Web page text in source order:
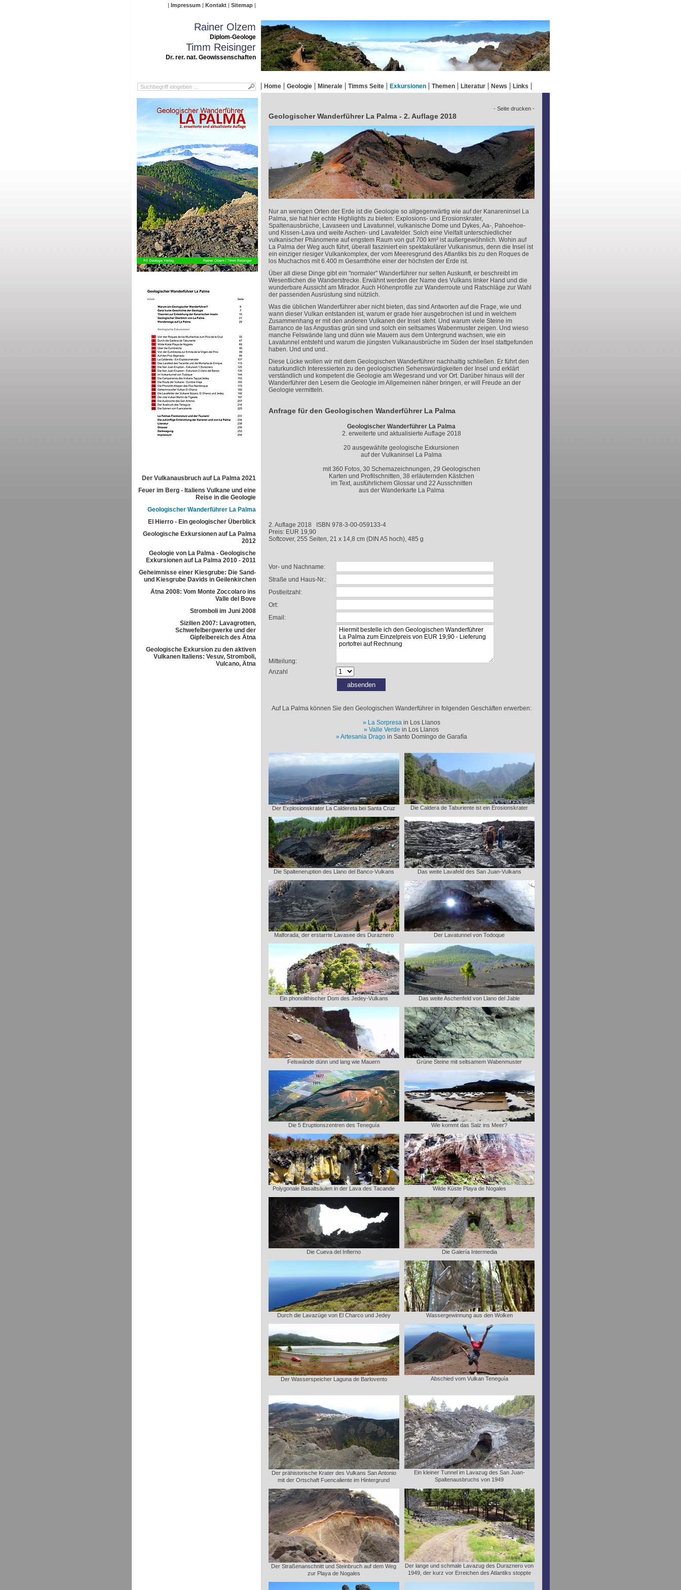
Impressum Kontakt Sitemap
Rainer Olzem
Diplom-Geologe
Timm Reisinger
Dr. rer. nat. Geowissenschaften
Home Geologie Minerale Timms Seite Exkursionen Themen Literatur News Links
Der Vulkanausbruch auf La Palma 2021
Feuer im Berg - Italiens Vulkane und eine
Reise in die Geologie
Geologischer Wanderführer La Palma
El Hierro - Ein geologischer Überblick
Geologische Exkursionen auf La Palma
2012
Geologie von La Palma - Geologische
Exkursionen auf La Palma 2010 - 2011
Geheimnisse einer Kiesgrube: Die Sand-
und Kiesgrube Davids in Geilenkirchen
Ätna 2008: Vom Monte Zoccolaro ins
Valle del Bove
Stromboli im Juni 2008
Sizilien 2007: Lavagrotten,
Schwefelbergwerke und der
Gipfelbereich des Ätna
Geologische Exkursion zu den aktiven
Vulkanen Italiens: Vesuv, Stromboli,
Vulcano, Ätna
- Seite drucken -
Geologischer Wanderführer La Palma - 2. Auflage 2018
Nur an wenigen Orten der Erde ist die Geologie so allgegenwärtig wie auf der Kanareninsel La
Palma, sie hat hier echte Highlights zu bieten: Explosions- und Erosionskrater,
Spaltenausbrüche, Lavaseen und Lavatunnel, vulkanische Dome und Dykes, Aa-, Pahoehoe-
und Kissen-Lava und weite Aschen- und Lavafelder. Solch eine Vielfalt unterschiedlicher
vulkanischer Phänomene auf engstem Raum von gut 700 km² ist außergewöhnlich. Wohin auf
La Palma der Weg auch führt, überall fasziniert ein spektakulärer Vulkanismus, denn die Insel ist
ein einziger riesiger Vulkankomplex, der vom Meeresgrund des Atlantiks bis zu den Roques de
los Muchachos mit 6.400 m Gesamthöhe einer der höchsten der Erde ist.
Über all diese Dinge gibt ein "normaler" Wanderführer nur selten Auskunft, er beschreibt im
Wesentlichen die Wanderstrecke. Erwähnt werden der Name des Vulkans linker Hand und die
wunderbare Aussicht am Mirador. Auch Höhenprofile zur Wanderroute und Ratschläge zur Wahl
der passenden Ausrüstung sind nützlich.
Was die üblichen Wanderführer aber nicht bieten, das sind Antworten auf die Frage, wie und
wann dieser Vulkan entstanden ist, warum er grade hier ausgebrochen ist und in welchem
Zusammenhang er mit den anderen Vulkanen der Insel steht. Und warum viele Steine im
Barranco de las Angustias grün sind und solch ein seltsames Wabenmuster zeigen. Und wieso
manche Felswände lang und dünn wie Mauern aus dem Untergrund wachsen, wie ein
Lavatunnel entsteht und warum die jüngsten Vulkanausbrüche im Süden der Insel stattgefunden
haben. Und und und..
Diese Lücke wollen wir mit dem Geologischen Wanderführer nachhaltig schließen. Er führt den
naturkundlich Interessierten zu den geologischen Sehenswürdigkeiten der Insel und erklärt
verständlich und kompetent die Geologie am Wegesrand und vor Ort. Darüber hinaus will der
Wanderführer den Lesern die Geologie im Allgemeinen näher bringen, er will Freude an der
Geologie vermitteln.
Anfrage für den Geologischen Wanderführer La Palma
Geologischer Wanderführer La Palma
2. erweiterte und aktualisierte Auflage 2018
20 ausgewählte geologische Exkursionen
auf der Vulkaninsel La Palma
mit 360 Fotos, 30 Schemazeichnungen, 29 Geologischen
Karten und Profilschnitten, 38 erläuternden Kästchen
im Text, ausführlichem Glossar und 22 Ausschnitten
aus der Wanderkarte La Palma
2. Auflage 2018 ISBN 978-3-00-059133-4
Preis: EUR 19,90
Softcover, 255 Seiten, 21 x 14,8 cm (DIN A5 hoch), 485 g
Vor- und Nachname:
Straße und Haus-Nr.:
Postleitzahl:
Ort:
Email:
Mitteilung:
Anzahl
Auf La Palma können Sie den Geologischen Wanderführer in folgenden Geschäften erwerben:
La Sorpresain Los Llanos
Valle Verde in Los Llanos
Artesania Dragoin Santo Domingo de Garafía
Der Explosionskrater La Caldereta bei Santa Cruz Die Caldera de Taburiente ist ein Erosionskrater
Die Spalteneruption des Llano del Banco-Vulkans Das weite Lavafeld des San Juan-Vulkans
Malforada, der erstarrte Lavasee des Duraznero Der Lavatunnel von Todoque
Ein phonolithischer Dom des Jedey-Vulkans Das weite Aschenfeld von Llano del Jable
Felswände dünn und lang wie Mauern Grüne Steine mit seltsamem Wabenmuster
Die 5 Eruptionszentren des Teneguía Wie kommt das Salz ins Meer?
Polygonale Basaltsäulen in der Lava des Tacande Wilde Küste Playa de Nogales
Die Cueva del Infierno Die Galería Intermedia
Durch die Lavazüge von El Charco und Jedey Wassergewinnung aus den Wolken
Der Wasserspeicher Laguna de Barlovento Abschied vom Vulkan Teneguía
Der prähistorische Krater des Vulkans San Antonio
mit der Ortschaft Fuencaliente im Hintergrund
Ein kleiner Tunnel im Lavazug des San Juan-
Spaltenausbruchs von 1949
Der Straßenanschnitt und Steinbruch auf dem Weg
zur Playa de Nogales
Der lange und schmale Lavazug des Duraznero von
1949, der kurz vor Erreichen des Atlantiks stoppte